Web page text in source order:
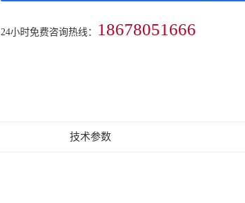
24小时免费咨询热线： 18678051666
技术参数